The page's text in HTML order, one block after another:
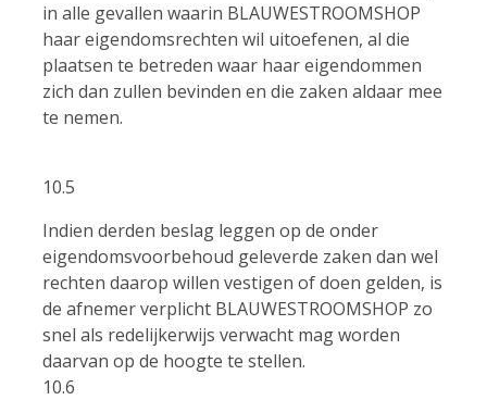
in alle gevallen waarin BLAUWESTROOMSHOP
haar eigendomsrechten wil uitoefenen, al die
plaatsen te betreden waar haar eigendommen
zich dan zullen bevinden en die zaken aldaar mee
te nemen.
10.5
Indien derden beslag leggen op de onder
eigendomsvoorbehoud geleverde zaken dan wel
rechten daarop willen vestigen of doen gelden, is
de afnemer verplicht BLAUWESTROOMSHOP zo
snel als redelijkerwijs verwacht mag worden
daarvan op de hoogte te stellen.
10.6